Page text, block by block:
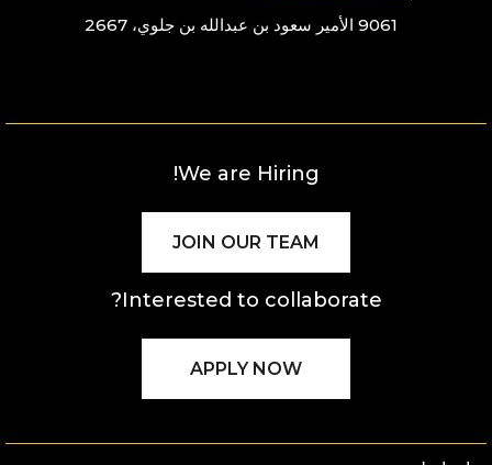
9061 الأمير سعود بن عبدالله بن جلوي، 2667
We are Hiring!
JOIN OUR TEAM
Interested to collaborate?
APPLY NOW